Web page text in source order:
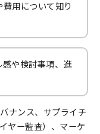
用について知り
や検討事項、進
ナンス、サプライチ
ヤー監査）、マーケ